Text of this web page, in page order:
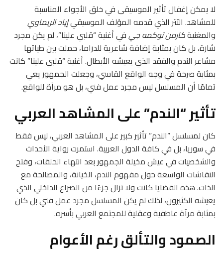
لا يمكن إغفال تأثير الموسيقى في خلق الأجواء المناسبة
للمشاهد. التتر الذي قدمه المؤلف الموسيقيإياد الريماوي
والمغنيةكارمن توكمه جيفي أغنية “قلبي علينا”، لم يكن مجرد
شارة، بل كان بمثابة إضافة شاعرية للدراما، حملت بين طياتها
مشاعر الندم والفقد الذي يعيشه الأبطال. أغنية “قلبي علينا” كانت
بمثابة صرخة في وجه الواقع القاسي، وجعلت الجمهور يعي
تمامًا أن المسلسل ليس مجرد عمل فني، بل هو مرآة للواقع.
تأثير “الندم” على المشاهد العربي
كان لمسلسل “الندم” تأثير كبير على المشاهد العربي، ليس فقط
في سوريا، بل في كافة الدول العربية. استمرت رواية الأحداث
والشخصيات في عيش مخيلة الجمهور بعد انتهاء الحلقات، وفتح
النقاشات الواسعة حول مفهوم الندم، الخيانة، والمصالحة مع
الذات. هذه القضايا كانت ولا تزال جزءًا من الصراع الداخلي الذي
يعيشه الكثيرون، لذلك لم يكن المسلسل مجرد عمل فني بل كان
بمثابة مرآة عاطفية وعقلية للمجتمع العربي بأسره.
الصمود والتألق رغم الأعوام